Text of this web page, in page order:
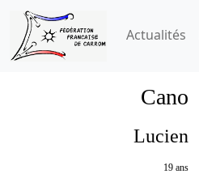
Actualités
Cano
Lucien
19 ans